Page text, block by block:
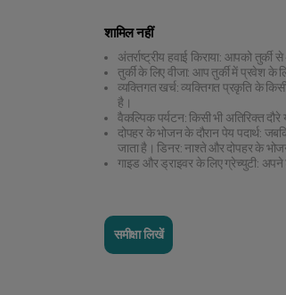
शामिल नहीं
अंतर्राष्ट्रीय हवाई किराया: आपको
तुर्की के लिए वीजा: आप तुर्की में प्रवेश के
व्यक्तिगत खर्च: व्यक्तिगत प्रकृति के
है।
वैकल्पिक पर्यटन: किसी भी अतिरिक्त दौरे
दोपहर के भोजन के दौरान पेय पदार्थ:
जाता है। डिनर: नाश्ते और दोपहर के
गाइड और ड्राइवर के लिए ग्रेच्युटी:
समीक्षा लिखें